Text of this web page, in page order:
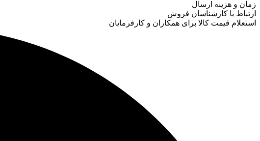
زمان و هزینه ارسال
ارتباط با کارشناسان فروش
استعلام قیمت کالا برای همکاران و کارفرمایان